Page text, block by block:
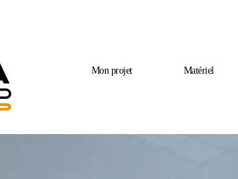
Mon projet Matériel